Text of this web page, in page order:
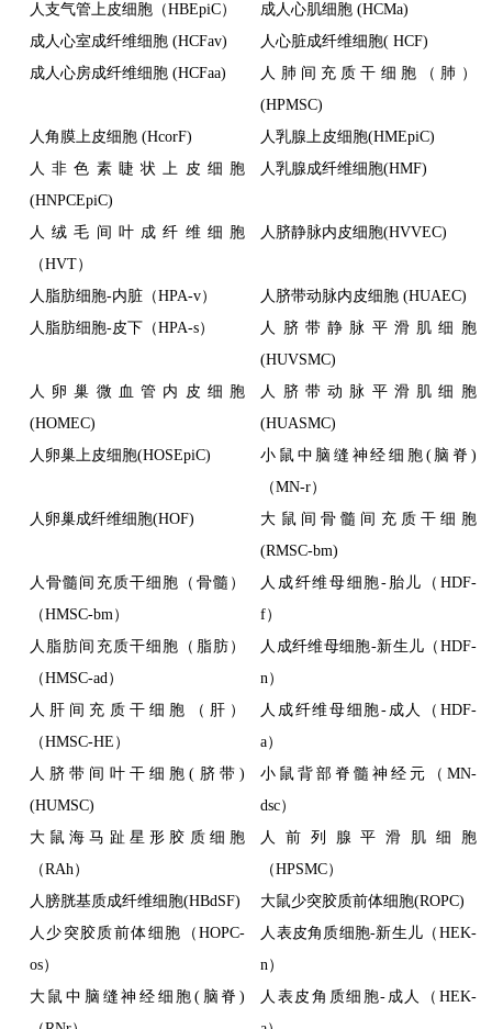
人支气管上皮细胞（HBEpiC）
成人心肌细胞 (HCMa)
成人心室成纤维细胞 (HCFav)
人心脏成纤维细胞( HCF)
成人心房成纤维细胞 (HCFaa)
人肺间充质干细胞（肺）
(HPMSC)
人角膜上皮细胞 (HcorF)
人乳腺上皮细胞(HMEpiC)
人非色素睫状上皮细胞
(HNPCEpiC)
人乳腺成纤维细胞(HMF)
人绒毛间叶成纤维细胞
（HVT）
人脐静脉内皮细胞(HVVEC)
人脂肪细胞-内脏（HPA-v）
人脐带动脉内皮细胞 (HUAEC)
人脂肪细胞-皮下（HPA-s）
人脐带静脉平滑肌细胞
(HUVSMC)
人卵巢微血管内皮细胞
(HOMEC)
人脐带动脉平滑肌细胞
(HUASMC)
人卵巢上皮细胞(HOSEpiC)
小鼠中脑缝神经细胞(脑脊)
（MN-r）
人卵巢成纤维细胞(HOF)
大鼠间骨髓间充质干细胞
(RMSC-bm)
人骨髓间充质干细胞（骨髓）
（HMSC-bm）
人成纤维母细胞-胎儿（HDF-
f）
人脂肪间充质干细胞（脂肪）
（HMSC-ad）
人成纤维母细胞-新生儿（HDF-
n）
人肝间充质干细胞（肝）
（HMSC-HE）
人成纤维母细胞-成人（HDF-
a）
人脐带间叶干细胞(脐带)
(HUMSC)
小鼠背部脊髓神经元（MN-
dsc）
大鼠海马趾星形胶质细胞
（RAh）
人前列腺平滑肌细胞
（HPSMC）
人膀胱基质成纤维细胞(HBdSF)
大鼠少突胶质前体细胞(ROPC)
人少突胶质前体细胞（HOPC-
os）
人表皮角质细胞-新生儿（HEK-
n）
大鼠中脑缝神经细胞(脑脊)
人表皮角质细胞-成人（HEK-